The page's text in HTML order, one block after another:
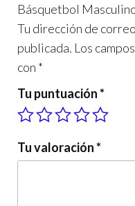
Básquetbol
Tu dirección de
publicada. Los
con *
Tu puntuación*
Tu valoración*